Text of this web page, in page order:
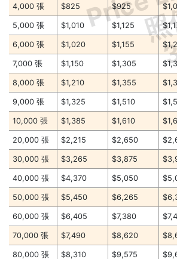
4,000 張 $825 $925
5,000 張 $1,010 $1,125
6,000 張 $1,020 $1,155
7,000 張 $1,150 $1,305
8,000 張 $1,210 $1,355
9,000 張 $1,325 $1,510
10,000 張 $1,385 $1,610
20,000 張 $2,215 $2,650
30,000 張 $3,265 $3,875
40,000 張 $4,370 $5,050
50,000 張 $5,450 $6,265
60,000 張 $6,405 $7,380
70,000 張 $7,490 $8,620
80,000 張 $8,310 $9,575